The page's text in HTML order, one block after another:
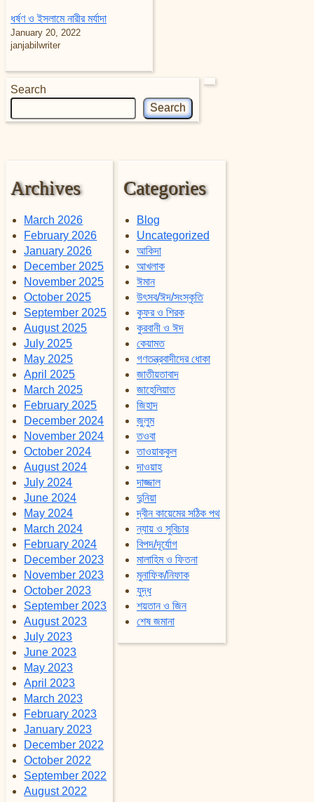
ধর্ষণ ও ইসলামে নারীর মর্যাদা
January 20, 2022
janjabilwriter
Search
Search
Archives
March 2026
February 2026
January 2026
December 2025
November 2025
October 2025
September 2025
August 2025
July 2025
May 2025
April 2025
March 2025
February 2025
December 2024
November 2024
October 2024
August 2024
July 2024
June 2024
May 2024
March 2024
February 2024
December 2023
November 2023
October 2023
September 2023
August 2023
July 2023
June 2023
May 2023
April 2023
March 2023
February 2023
January 2023
December 2022
October 2022
September 2022
August 2022
Categories
Blog
Uncategorized
আকিদা
আখলাক
ঈমান
উৎসব/ঈদ/সংস্কৃতি
কুফর ও শিরক
কুরবানী ও ঈদ
কেয়ামত
গণতন্ত্রবাদীদের ধোকা
জাতীয়তাবাদ
জাহেলিয়াত
জিহাদ
জুলুম
তওবা
তাওয়াককুল
দাওয়াহ
দাজ্জাল
দুনিয়া
দ্বীন কায়েমের সঠিক পথ
ন্যায় ও সুবিচার
বিপদ/দূর্যোগ
মালাহিম ও ফিতনা
মুনাফিক/নিফাক
যুদ্ধ
শয়তান ও জিন
শেষ জমানা